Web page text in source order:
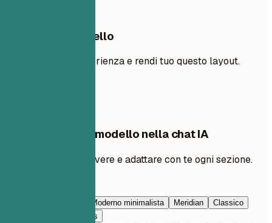
Usa questo modello
Aggiungi la tua esperienza e rendi tuo questo layout.
Modifica questo modello nella chat IA
Chiedi all’IA di riscrivere e adattare con te ogni sezione.
Moderno minimalista Meridian
Classico
Nimbus